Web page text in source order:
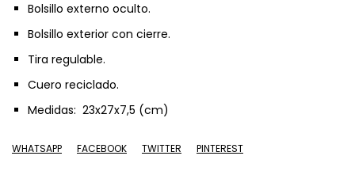
Bolsillo externo oculto.
Bolsillo exterior con cierre.
Tira regulable.
Cuero reciclado.
Medidas: 23x27x7,5 (cm)
WHATSAPP FACEBOOK TWITTER PINTEREST